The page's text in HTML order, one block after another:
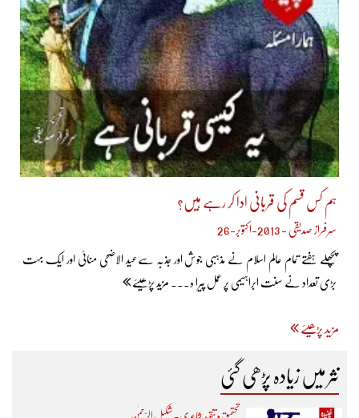
ہم کس قسم کی قربانی ادا کر رہے ہیں؟
سرفراز صدیقی - 2013-اکتوبر-26
پچھلے ہفتے تمام عالم اسلام نے مذہبی جوش اور جذبہ سےعید الاضحی منائی اور ایک بہت
بڑی تعداد نے سنت ابراہیمی پر عمل پیرا ہ... مزید پڑھیئے
مزید پڑھیئے
نثر میں زیادہ پڑھی گئی